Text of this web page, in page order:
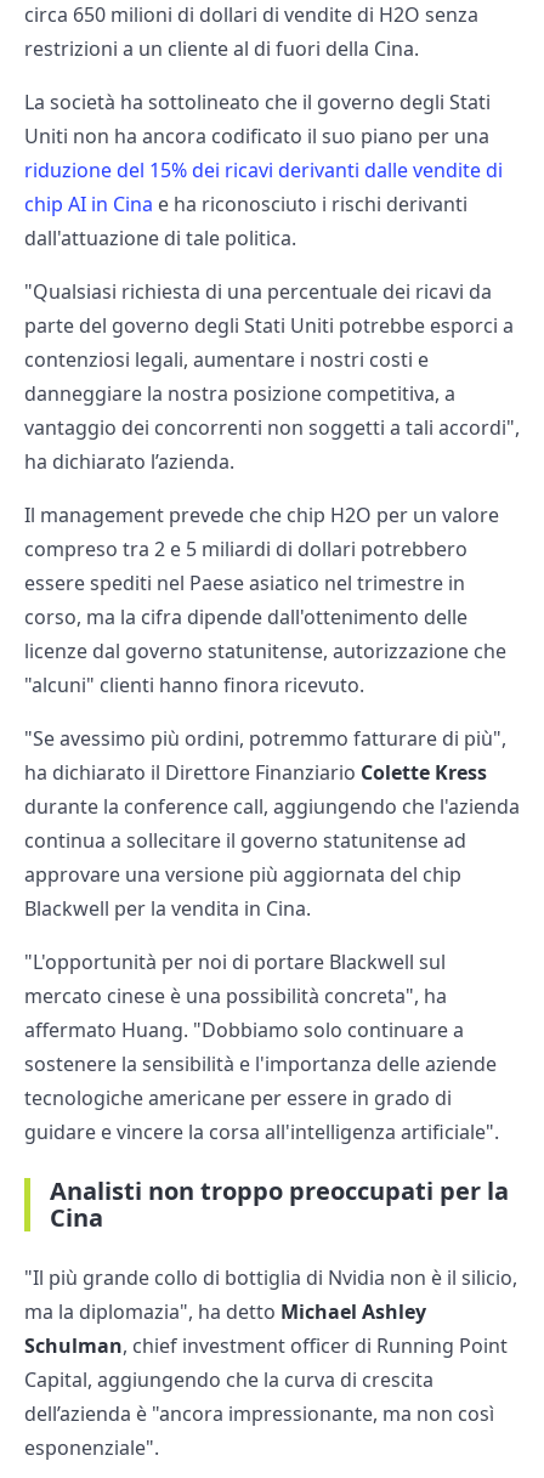
circa 650 milioni di dollari di vendite di H2O senza
restrizioni a un cliente al di fuori della Cina.
La società ha sottolineato che il governo degli Stati
Uniti non ha ancora codificato il suo piano per una
riduzione del 15% dei ricavi derivanti dalle vendite di
chip AI in Cina e ha riconosciuto i rischi derivanti
dall'attuazione di tale politica.
"Qualsiasi richiesta di una percentuale dei ricavi da
parte del governo degli Stati Uniti potrebbe esporci a
contenziosi legali, aumentare i nostri costi e
danneggiare la nostra posizione competitiva, a
vantaggio dei concorrenti non soggetti a tali accordi",
ha dichiarato l’azienda.
Il management prevede che chip H2O per un valore
compreso tra 2 e 5 miliardi di dollari potrebbero
essere spediti nel Paese asiatico nel trimestre in
corso, ma la cifra dipende dall'ottenimento delle
licenze dal governo statunitense, autorizzazione che
"alcuni" clienti hanno finora ricevuto.
"Se avessimo più ordini, potremmo fatturare di più",
ha dichiarato il Direttore Finanziario Colette Kress
durante la conference call, aggiungendo che l'azienda
continua a sollecitare il governo statunitense ad
approvare una versione più aggiornata del chip
Blackwell per la vendita in Cina.
"L'opportunità per noi di portare Blackwell sul
mercato cinese è una possibilità concreta", ha
affermato Huang. "Dobbiamo solo continuare a
sostenere la sensibilità e l'importanza delle aziende
tecnologiche americane per essere in grado di
guidare e vincere la corsa all'intelligenza artificiale".
Analisti non troppo preoccupati per la
Cina
"Il più grande collo di bottiglia di Nvidia non è il silicio,
ma la diplomazia", ha detto Michael Ashley
Schulman, chief investment officer di Running Point
Capital, aggiungendo che la curva di crescita
dell’azienda è "ancora impressionante, ma non così
esponenziale".